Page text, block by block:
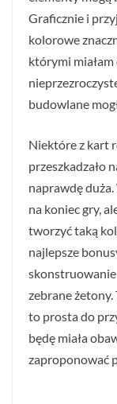
Graficznie i
kolorowe
którymi miałam
budowlane
Niektóre z kart
przeszkadzało
naprawdę
na koniec gry,
tworzyć taką
najlepsze
zebrane żetony.
to prosta do
będę miała
zaproponować